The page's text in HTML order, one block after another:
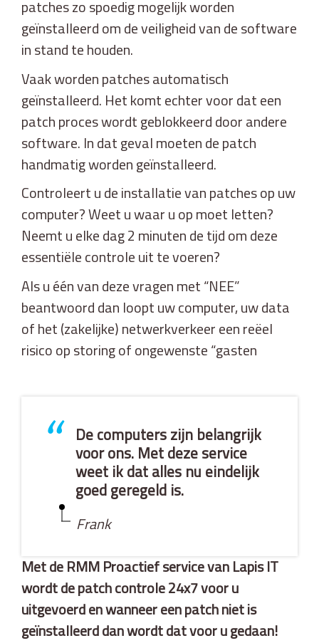
patches zo spoedig mogelijk worden
geïnstalleerd om de veiligheid van de software
in stand te houden.
Vaak worden patches automatisch
geïnstalleerd. Het komt echter voor dat een
patch proces wordt geblokkeerd door andere
software. In dat geval moeten de patch
handmatig worden geïnstalleerd.
Controleert u de installatie van patches op uw
computer? Weet u waar u op moet letten?
Neemt u elke dag 2 minuten de tijd om deze
essentiële controle uit te voeren?
Als u één van deze vragen met “NEE”
beantwoord dan loopt uw computer, uw data
of het (zakelijke) netwerkverkeer een reëel
risico op storing of ongewenste “gasten
“
De computers zijn belangrijk
voor ons. Met deze service
weet ik dat alles nu eindelijk
goed geregeld is.
Frank
Met de RMM Proactief service van Lapis IT
wordt de patch controle 24x7 voor u
uitgevoerd en wanneer een patch niet is
geïnstalleerd dan wordt dat voor u gedaan!